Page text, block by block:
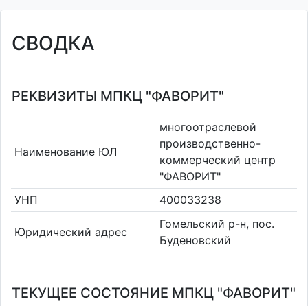
СВОДКА
РЕКВИЗИТЫ МПКЦ "ФАВОРИТ"
Наименование ЮЛ
многоотраслевой
производственно-
коммерческий центр
"ФАВОРИТ"
УНП
400033238
Юридический адрес
Гомельский р-н, пос.
Буденовский
ТЕКУЩЕЕ СОСТОЯНИЕ МПКЦ "ФАВОРИТ"